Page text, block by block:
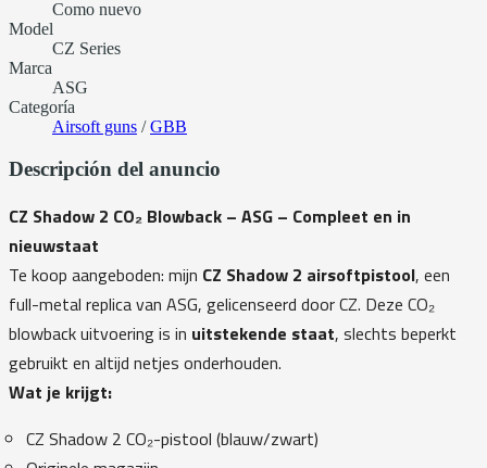
Como nuevo
Model
CZ Series
Marca
ASG
Categoría
Airsoft guns /GBB
Descripción del anuncio
CZ Shadow 2 CO₂ Blowback – ASG – Compleet en in
nieuwstaat
Te koop aangeboden: mijn CZ Shadow 2 airsoftpistool, een
full-metal replica van ASG, gelicenseerd door CZ. Deze CO₂
blowback uitvoering is in uitstekende staat, slechts beperkt
gebruikt en altijd netjes onderhouden.
Wat je krijgt:
CZ Shadow 2 CO₂-pistool (blauw/zwart)